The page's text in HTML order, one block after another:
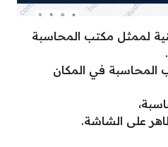
لممثل مكتب المحاسبة
المحاسبة في المكان
على الشاشة.